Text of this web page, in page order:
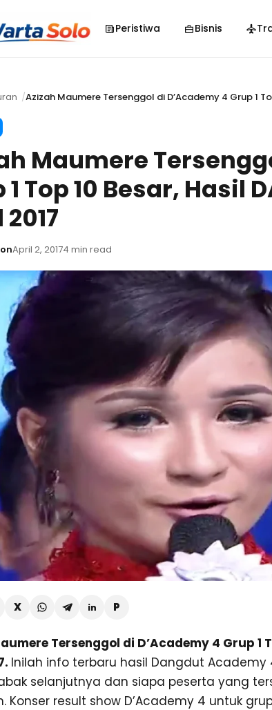
Peristiwa Bisnis
Azizah Maumere Tersenggol di D’Academy 4 Grup 1
Maumere
1 Top 10 Besar, Hasil
April 2, 20174 min read
Tersenggol di D’Academy 4 Grup 1
Inilah info terbaru hasil Dangdut
selanjutnya dan siapa peserta yang
Konser result show D’Academy 4 untuk